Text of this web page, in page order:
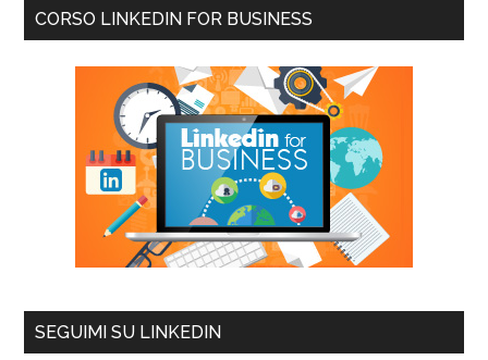
CORSO LINKEDIN FOR BUSINESS
SEGUIMI SU LINKEDIN